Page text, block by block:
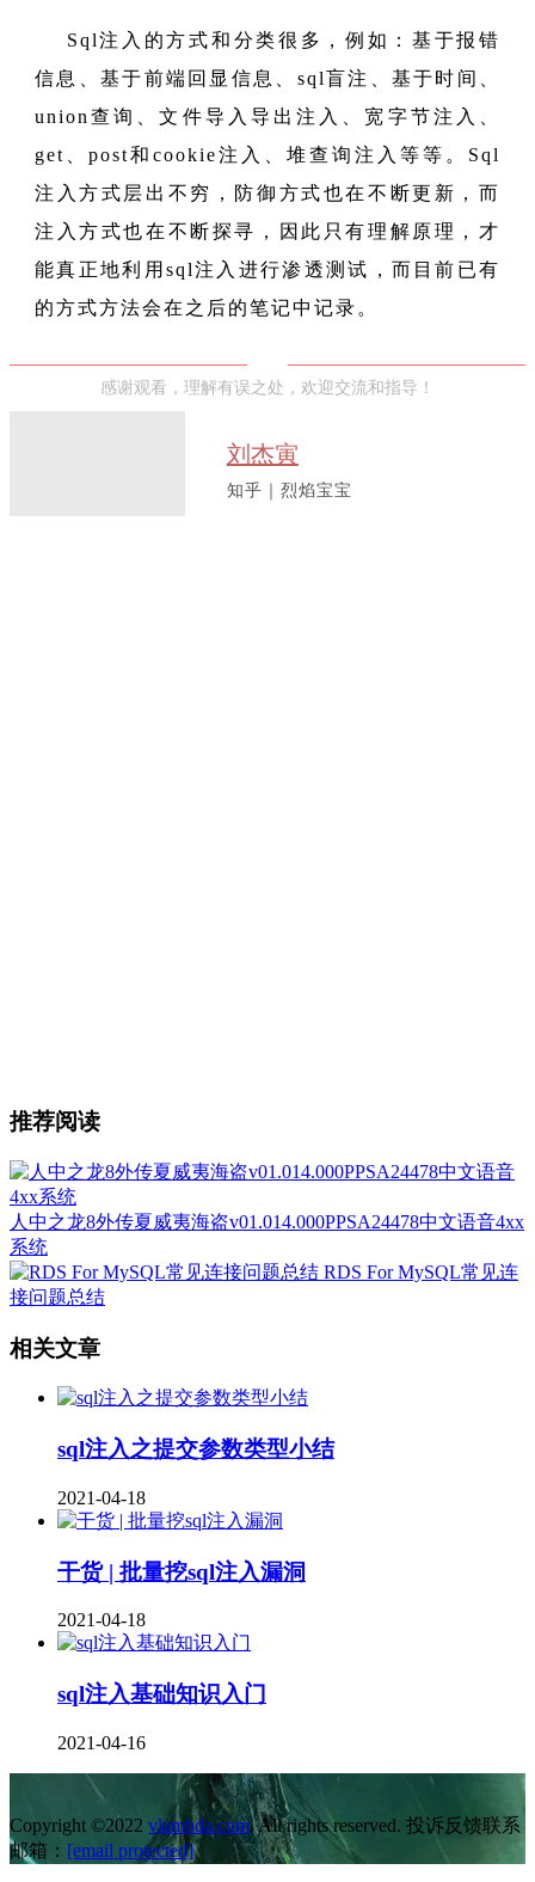
Sql注入的方式和分类很多，例如：基于报错
信息、基于前端回显信息、sql盲注、基于时间、
union查询、文件导入导出注入、宽字节注入、
get、post和cookie注入、堆查询注入等等。Sql
注入方式层出不穷，防御方式也在不断更新，而
注入方式也在不断探寻，因此只有理解原理，才
能真正地利用sql注入进行渗透测试，而目前已有
的方式方法会在之后的笔记中记录。
感谢观看，理解有误之处，欢迎交流和指导！
刘杰寅
知乎｜烈焰宝宝
推荐阅读
人中之龙8外传夏威夷海盗v01.014.000PPSA24478中文语音4xx
系统
RDS For MySQL常见连
接问题总结
相关文章
sql注入之提交参数类型小结
2021-04-18
干货 | 批量挖sql注入漏洞
2021-04-18
sql注入基础知识入门
2021-04-16
Copyright ©2022 vlambda.com. All rights reserved. 投诉反馈联系
邮箱： [email protected]